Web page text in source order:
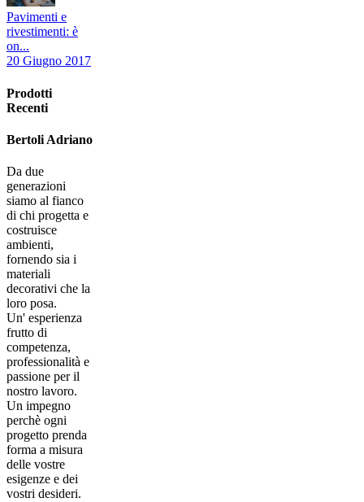
Pavimenti e
rivestimenti: è
on...
20 Giugno 2017
Prodotti
Recenti
Bertoli Adriano
Da due
generazioni
siamo al fianco
di chi progetta e
costruisce
ambienti,
fornendo sia i
materiali
decorativi che la
loro posa.
Un' esperienza
frutto di
competenza,
professionalità e
passione per il
nostro lavoro.
Un impegno
perchè ogni
progetto prenda
forma a misura
delle vostre
esigenze e dei
vostri desideri.